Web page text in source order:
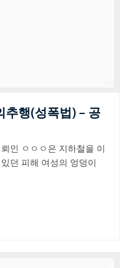
추행(성폭법) – 공
인 ㅇㅇㅇ은 지하철을 이
던 피해 여성의 엉덩이